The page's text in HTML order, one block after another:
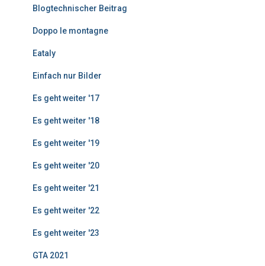
Blogtechnischer Beitrag
Doppo le montagne
Eataly
Einfach nur Bilder
Es geht weiter '17
Es geht weiter '18
Es geht weiter '19
Es geht weiter '20
Es geht weiter '21
Es geht weiter '22
Es geht weiter '23
GTA 2021